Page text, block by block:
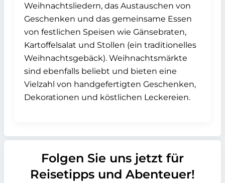
Weihnachtsliedern, das Austauschen von
Geschenken und das gemeinsame Essen
von festlichen Speisen wie Gänsebraten,
Kartoffelsalat und Stollen (ein traditionelles
Weihnachtsgebäck). Weihnachtsmärkte
sind ebenfalls beliebt und bieten eine
Vielzahl von handgefertigten Geschenken,
Dekorationen und köstlichen Leckereien.
Folgen Sie uns jetzt für
Reisetipps und Abenteuer!